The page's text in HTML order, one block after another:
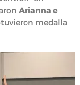
Arianna e
medalla